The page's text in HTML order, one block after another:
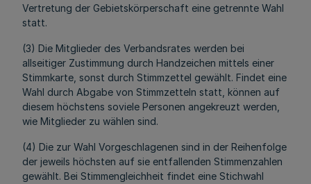
Vertretung der Gebietskörperschaft eine getrennte Wahl
statt.
(3) Die Mitglieder des Verbandsrates werden bei
allseitiger Zustimmung durch Handzeichen mittels einer
Stimmkarte, sonst durch Stimmzettel gewählt. Findet eine
Wahl durch Abgabe von Stimmzetteln statt, können auf
diesem höchstens soviele Personen angekreuzt werden,
wie Mitglieder zu wählen sind.
(4) Die zur Wahl Vorgeschlagenen sind in der Reihenfolge
der jeweils höchsten auf sie entfallenden Stimmenzahlen
gewählt. Bei Stimmengleichheit findet eine Stichwahl